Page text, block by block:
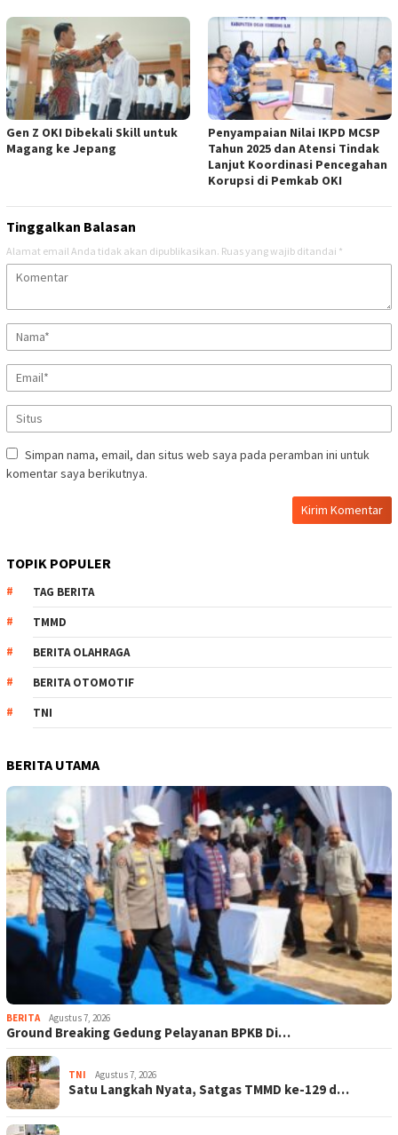
Gen Z OKI Dibekali Skill untuk
Magang ke Jepang
Penyampaian Nilai IKPD MCSP
Tahun 2025 dan Atensi Tindak
Lanjut Koordinasi Pencegahan
Korupsi di Pemkab OKI
Tinggalkan Balasan
Alamat email Anda tidak akan dipublikasikan. Ruas yang wajib ditandai *
Simpan nama, email, dan situs web saya pada peramban ini untuk
komentar saya berikutnya.
TOPIK POPULER
TAG BERITA
TMMD
BERITA OLAHRAGA
BERITA OTOMOTIF
TNI
BERITA UTAMA
BERITA Agustus 7, 2026
Ground Breaking Gedung Pelayanan BPKB Di…
TNI Agustus 7, 2026
Satu Langkah Nyata, Satgas TMMD ke-129 d…